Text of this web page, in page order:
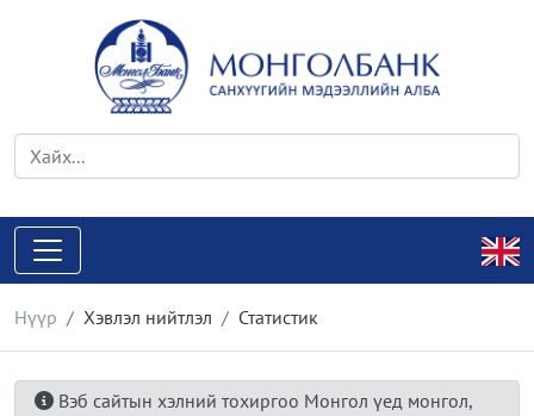
Нүүр Хэвлэл нийтлэл Статистик
Вэб сайтын хэлний тохиргоо Монгол үед монгол,